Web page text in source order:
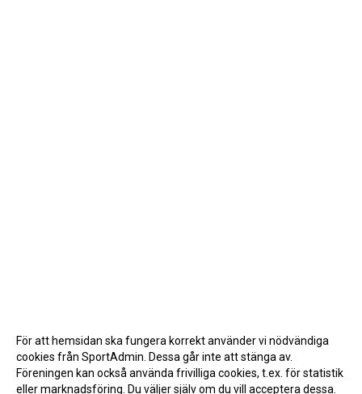
För att hemsidan ska fungera korrekt använder vi nödvändiga
cookies från SportAdmin. Dessa går inte att stänga av.
Föreningen kan också använda frivilliga cookies, t.ex. för statistik
eller marknadsföring. Du väljer själv om du vill acceptera dessa.